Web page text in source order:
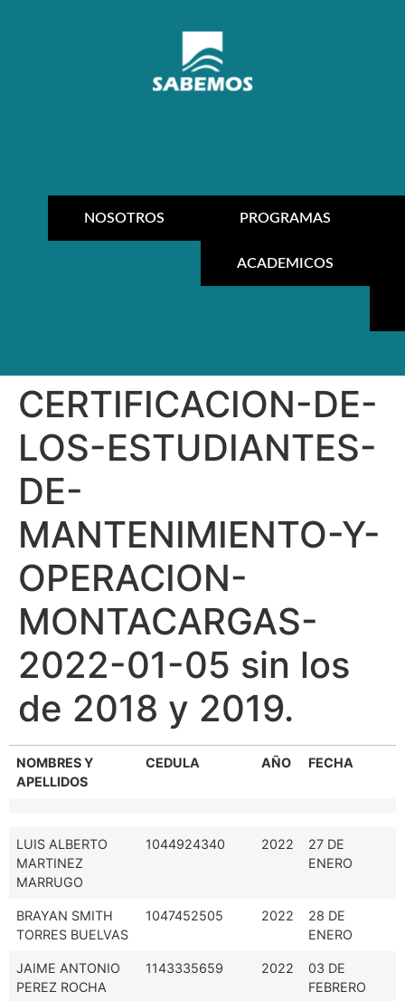
NOSOTROS PROGRAMAS
ACADEMICOS
CERTIFICACION-DE-
LOS-ESTUDIANTES-
DE-
MANTENIMIENTO-Y-
OPERACION-
MONTACARGAS-
2022-01-05 sin los
de 2018 y 2019.
NOMBRES Y
APELLIDOS
CEDULA AÑO FECHA
LUIS ALBERTO
MARTINEZ
MARRUGO
1044924340 2022
27 DE
ENERO
BRAYAN SMITH
TORRES BUELVAS
1047452505 2022
28 DE
ENERO
JAIME ANTONIO
PEREZ ROCHA
1143335659 2022
03 DE
FEBRERO